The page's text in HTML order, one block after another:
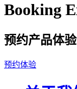
Booking
预约产品体
预约体验